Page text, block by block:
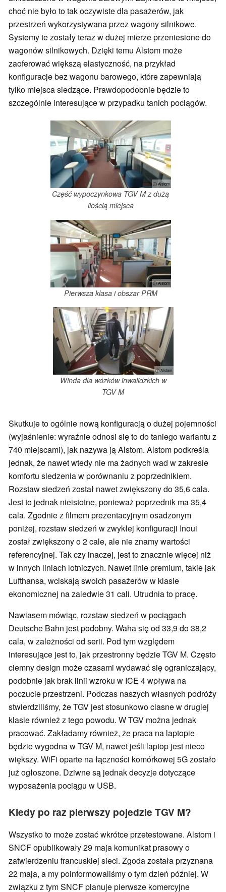
choć nie było to tak oczywiste dla pasażerów, jak
przestrzeń wykorzystywana przez wagony silnikowe.
Systemy te zostały teraz w dużej mierze przeniesione do
wagonów silnikowych. Dzięki temu Alstom może
zaoferować większą elastyczność, na przykład
konfiguracje bez wagonu barowego, które zapewniają
tylko miejsca siedzące. Prawdopodobnie będzie to
szczególnie interesujące w przypadku tanich pociągów.
ⓘ Alstom
Część wypoczynkowa TGV M z dużą
ilością miejsca
ⓘ Alstom
Pierwsza klasa i obszar PRM
ⓘ Alstom
Winda dla wózków inwalidzkich w
TGV M
Skutkuje to ogólnie nową konfiguracją o dużej pojemności
(wyjaśnienie: wyraźnie odnosi się to do taniego wariantu z
740 miejscami), jak nazywa ją Alstom. Alstom podkreśla
jednak, że nawet wtedy nie ma żadnych wad w zakresie
komfortu siedzenia w porównaniu z poprzednikiem.
Rozstaw siedzeń został nawet zwiększony do 35,6 cala.
Jest to jednak nieistotne, ponieważ poprzednik ma 35,4
cala. Zgodnie z filmem prezentacyjnym osadzonym
poniżej, rozstaw siedzeń w zwykłej konfiguracji Inoui
został zwiększony o 2 cale, ale nie znamy wartości
referencyjnej. Tak czy inaczej, jest to znacznie więcej niż
w innych liniach lotniczych. Nawet linie premium, takie jak
Lufthansa, wciskają swoich pasażerów w klasie
ekonomicznej na zaledwie 31 cali. Utrudnia to pracę.
Nawiasem mówiąc, rozstaw siedzeń w pociągach
Deutsche Bahn jest podobny. Waha się od 33,9 do 38,2
cala, w zależności od serii. Pod tym względem
interesujące jest to, jak przestronny będzie TGV M. Często
ciemny design może czasami wydawać się ograniczający,
podobnie jak brak linii wzroku w ICE 4 wpływa na
poczucie przestrzeni. Podczas naszych własnych podróży
stwierdziliśmy, że TGV jest stosunkowo ciasne w drugiej
klasie również z tego powodu. W TGV można jednak
pracować. Zakładamy również, że praca na laptopie
będzie wygodna w TGV M, nawet jeśli laptop jest nieco
większy. WiFi oparte na łączności komórkowej 5G zostało
już ogłoszone. Dziwne są jednak decyzje dotyczące
wyposażenia pociągu w USB.
Kiedy po raz pierwszy pojedzie TGV M?
Wszystko to może zostać wkrótce przetestowane. Alstom i
SNCF opublikowały 29 maja komunikat prasowy o
zatwierdzeniu francuskiej sieci. Zgoda została przyznana
22 maja, a my poinformowaliśmy o tym dzień później. W
związku z tym SNCF planuje pierwsze komercyjne